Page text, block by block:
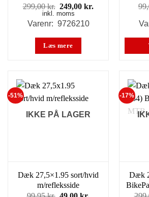
299,00kr. Den
oprindelige
pris
299,00 kr..
249,00kr.
249,00 kr..
inkl. moms
Varenr: 9726210
Læs mere
-51%
IKKE PÅ LAGER
Dæk 27,5×1.95 sort/hvid
m/refleksside
-17%
Dæk